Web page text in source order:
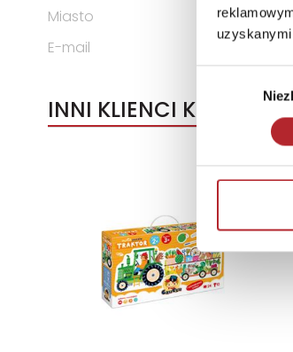
Miasto
Konin
E-mail
INNI KLIENCI KUPOWALI